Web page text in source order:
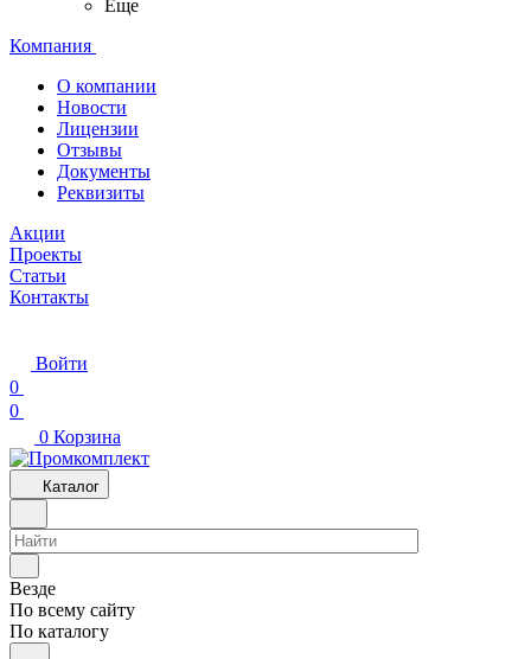
Еще
Компания
О компании
Новости
Лицензии
Отзывы
Документы
Реквизиты
Акции
Проекты
Статьи
Контакты
Войти
0
0
0 Корзина
Каталог
Везде
По всему сайту
По каталогу